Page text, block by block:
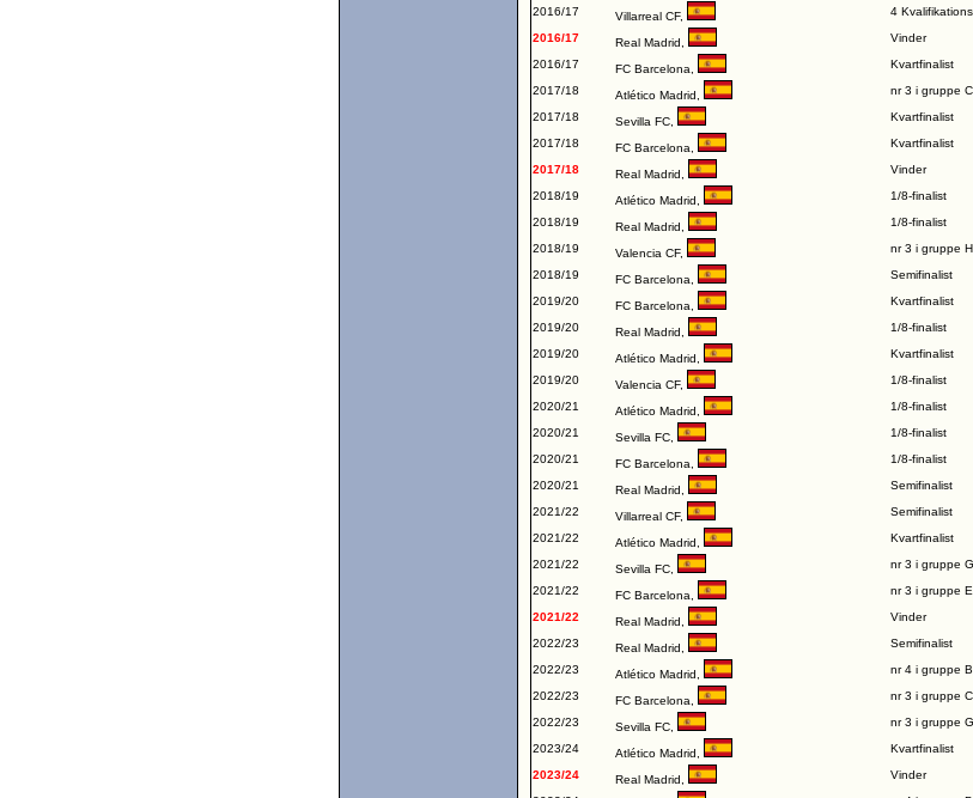
2016/17
Villarreal CF,
4
2016/17
Real Madrid
Vinder
2016/17
FC Barcelona
Kvartfinalist
2017/18
Atlético Madrid
nr 3 i gruppe C
2017/18
Sevilla FC
Kvartfinalist
2017/18
FC Barcelona
Kvartfinalist
2017/18
Real Madrid
Vinder
2018/19
Atlético Madrid
1/8-finalist
2018/19
Real Madrid
1/8-finalist
2018/19
Valencia CF,
nr 3 i gruppe H
2018/19
FC Barcelona
Semifinalist
2019/20
FC Barcelona
Kvartfinalist
2019/20
Real Madrid
1/8-finalist
2019/20
Atlético Madrid
Kvartfinalist
2019/20
Valencia CF,
1/8-finalist
2020/21
Atlético Madrid
1/8-finalist
2020/21
Sevilla FC
1/8-finalist
2020/21
FC Barcelona
1/8-finalist
2020/21
Real Madrid
Semifinalist
2021/22
Villarreal CF,
Semifinalist
2021/22
Atlético Madrid
Kvartfinalist
2021/22
Sevilla FC
nr 3 i gruppe G
2021/22
FC Barcelona
nr 3 i gruppe E
2021/22
Real Madrid
Vinder
2022/23
Real Madrid
Semifinalist
2022/23
Atlético Madrid
nr 4 i gruppe B
2022/23
FC Barcelona
nr 3 i gruppe C
2022/23
Sevilla FC
nr 3 i gruppe G
2023/24
Atlético Madrid
Kvartfinalist
2023/24
Real Madrid
Vinder